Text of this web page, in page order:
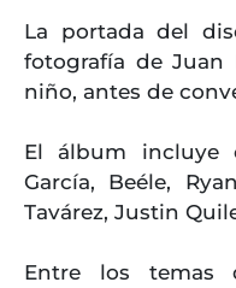
La portada del
fotografía de Juan
niño, antes de
El álbum incluye
García, Beéle,
Tavárez, Justin
Entre los temas